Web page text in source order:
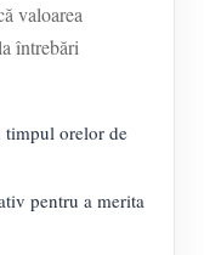
valoarea
întrebări
timpul orelor de
pentru a merita